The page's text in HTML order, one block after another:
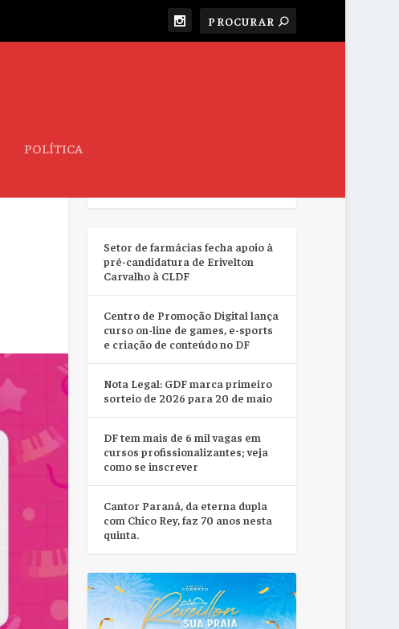
POLÍTICA
Setor de farmácias fecha apoio à
pré-candidatura de Erivelton
Carvalho à CLDF
Centro de Promoção Digital lança
curso on-line de games, e-sports
e criação de conteúdo no DF
Nota Legal: GDF marca primeiro
sorteio de 2026 para 20 de maio
DF tem mais de 6 mil vagas em
cursos profissionalizantes; veja
como se inscrever
Cantor Paraná, da eterna dupla
com Chico Rey, faz 70 anos nesta
quinta.